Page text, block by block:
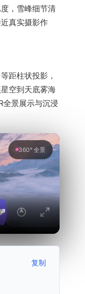
，雪峰细节清
真实摄影作
距柱状投影，
空到天底雾海
全景展示与沉浸
360° 全景
复制